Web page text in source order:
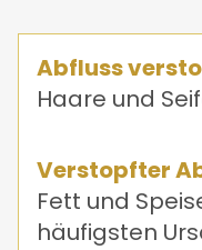
Abfluss
Haare und
Verstopfter
Fett und
häufigsten